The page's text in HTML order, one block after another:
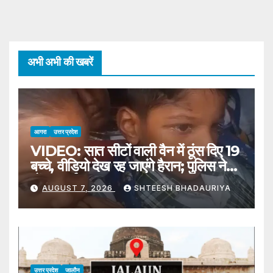
अभी अभी की खबरें
आगरा उत्तर प्रदेश
VIDEO: सात सीटों वाली वैन में ठूंस दिए 19
बच्चे, वीडियो देख रह जाएंगे हैरान; पुलिस ने
ठोंका जुर्माना
AUGUST 7, 2026 SHTEESH BHADAURIYA
उत्तर प्रदेश जालौन